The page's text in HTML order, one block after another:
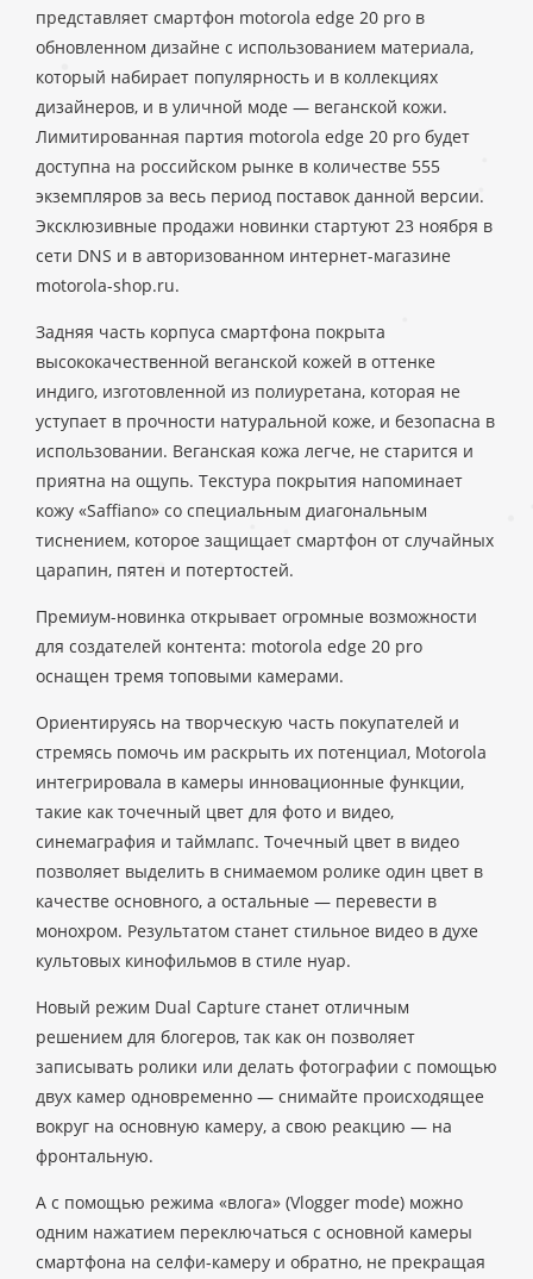
представляет смартфон motorola edge 20 pro в
обновленном дизайне с использованием материала,
который набирает популярность и в коллекциях
дизайнеров, и в уличной моде — веганской кожи.
Лимитированная партия motorola edge 20 pro будет
доступна на российском рынке в количестве 555
экземпляров за весь период поставок данной версии.
Эксклюзивные продажи новинки стартуют 23 ноября в
сети DNS и в авторизованном интернет-магазине
motorola-shop.ru.
Задняя часть корпуса смартфона покрыта
высококачественной веганской кожей в оттенке
индиго, изготовленной из полиуретана, которая не
уступает в прочности натуральной коже, и безопасна в
использовании. Веганская кожа легче, не старится и
приятна на ощупь. Текстура покрытия напоминает
кожу «Saffiano» со специальным диагональным
тиснением, которое защищает смартфон от случайных
царапин, пятен и потертостей.
Премиум-новинка открывает огромные возможности
для создателей контента: motorola edge 20 pro
оснащен тремя топовыми камерами.
Ориентируясь на творческую часть покупателей и
стремясь помочь им раскрыть их потенциал, Motorola
интегрировала в камеры инновационные функции,
такие как точечный цвет для фото и видео,
синемаграфия и таймлапс. Точечный цвет в видео
позволяет выделить в снимаемом ролике один цвет в
качестве основного, а остальные — перевести в
монохром. Результатом станет стильное видео в духе
культовых кинофильмов в стиле нуар.
Новый режим Dual Capture станет отличным
решением для блогеров, так как он позволяет
записывать ролики или делать фотографии с помощью
двух камер одновременно — снимайте происходящее
вокруг на основную камеру, а свою реакцию — на
фронтальную.
А с помощью режима «влога» (Vlogger mode) можно
одним нажатием переключаться с основной камеры
смартфона на селфи-камеру и обратно, не прекращая